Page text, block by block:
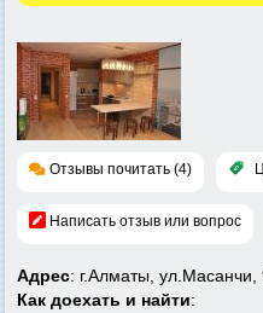
Отзывы почитать (4)
Написать отзыв или вопрос
Адрес: г.Алматы, ул.Масанчи,
Как доехать и найти: